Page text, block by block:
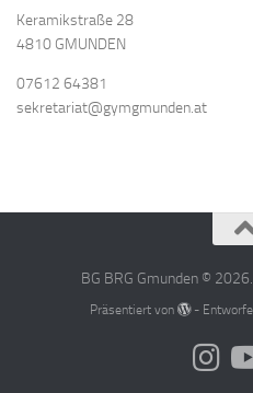
Keramikstraße 28
4810 GMUNDEN
07612 64381
sekretariat@gymgmunden.at
BG BRG Gmunden ©
Präsentiert von -